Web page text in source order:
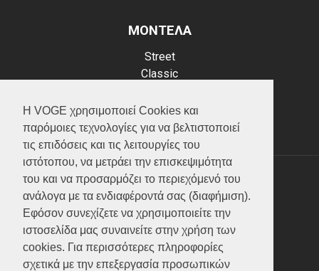
Η VOGE χρησιμοποιεί Cookies και
παρόμοιες τεχνολογίες για να βελτιστοποιεί
τις επιδόσεις και τις λειτουργίες του
ιστότοπου, να μετράει την επισκεψιμότητα
του και να προσαρμόζει το περιεχόμενό του
ανάλογα με τα ενδιαφέροντά σας (διαφήμιση).
Εφόσον συνεχίζετε να χρησιμοποιείτε την
ιστοσελίδα μας συναινείτε στην χρήση των
cookies. Για περισσότερες πληροφορίες
σχετικά με την επεξεργασία προσωπικών
ΜΟΝΤΕΛΑ
Street
Classic
Scooter
ATV (Loncin)
ΥΠΗΡΕΣΙΕΣ
Test ride
Επικοινωνία
Service
Κατάλογος